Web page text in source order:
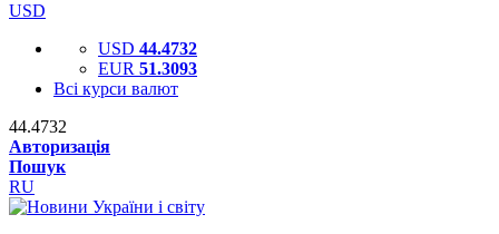
USD
USD 44.4732
EUR 51.3093
Всі курси валют
44.4732
Авторизація
Пошук
RU